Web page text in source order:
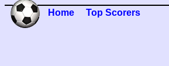
Home Top Scorers